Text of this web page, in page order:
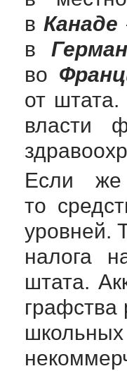
вКанаде
в
во
от
власти
Если же
то
уровней.
налога
штата.